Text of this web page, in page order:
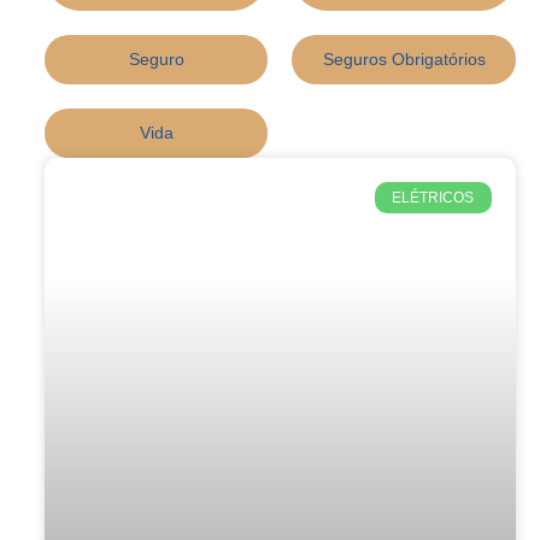
Seguro Seguros Obrigatórios
Vida
ELÉTRICOS